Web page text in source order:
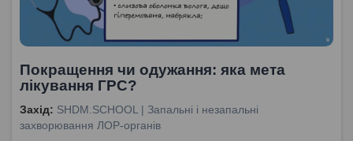
Покращення чи одужання: яка мета
лікування ГРС?
Захід: SHDM.SCHOOL | Запальні і незапальні
захворювання ЛОР-органів